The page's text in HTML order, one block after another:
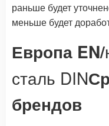
раньше будет
меньше будет
Европа EN/
сталь DIN
брендов